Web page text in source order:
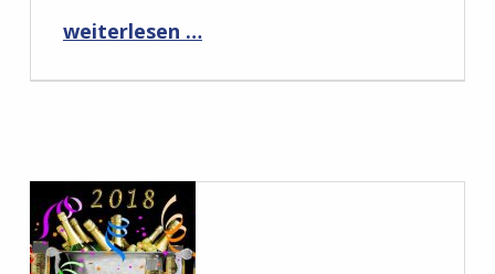
“Die Top 5 des Jahres 2017”
weiterlesen …